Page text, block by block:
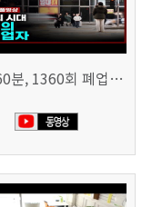
추적60분, 1360회 폐업의 시대, 위기의 자영업자